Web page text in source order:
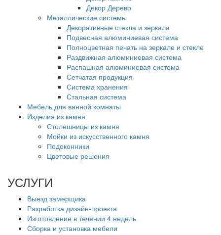
Декор Дерево
Металлические системы
Декоративные стекла и зеркала
Подвесная алюминиевая система
Полноцветная печать на зеркале и стекле
Раздвижная алюминиевая система
Распашная алюминиевая система
Сетчатая продукция
Система хранения
Стальная система
Мебель для ванной комнаты
Изделия из камня
Столешницы из камня
Мойки из искусственного камня
Подоконники
Цветовые решения
УСЛУГИ
Выезд замерщика
Разработка дизайн-проекта
Изготовление в течении 4 недель
Сборка и установка мебели